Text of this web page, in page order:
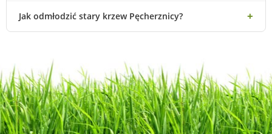
Jak odmłodzić stary krzew Pęcherznicy?